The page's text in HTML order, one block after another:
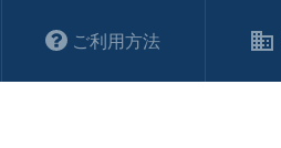
ご利用方法